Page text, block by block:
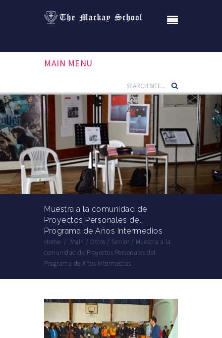
MAIN MENU
Muestra a la comunidad de
Proyectos Personales del
Programa de Años Intermedios
Home / Main / Otros / Senior / Muestra a la
comunidad de Proyectos Personales del
Programa de Años Intermedios